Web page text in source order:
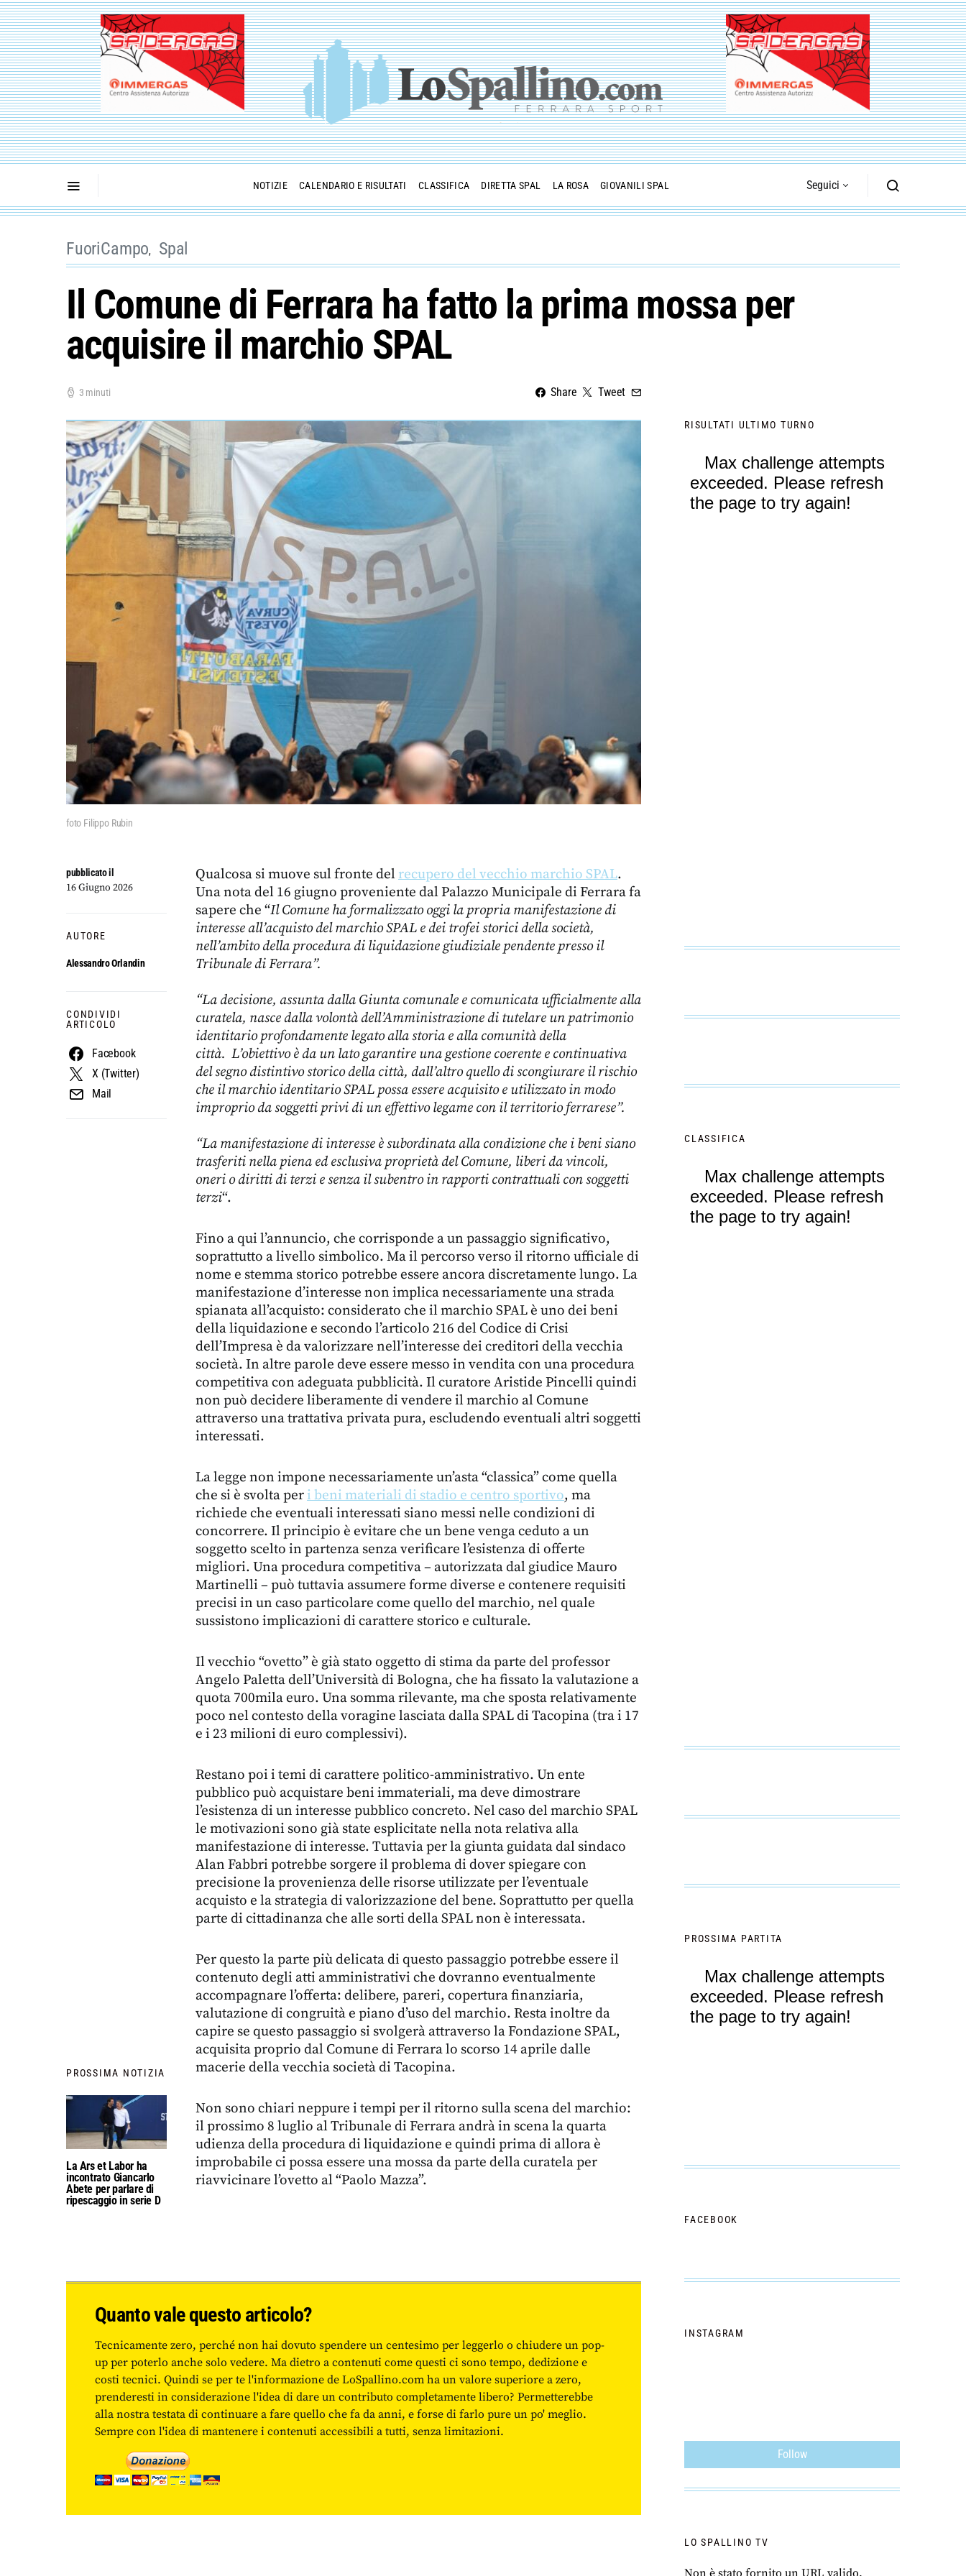
NOTIZIE CALENDARIO E RISULTATI CLASSIFICA DIRETTA SPAL LA ROSA GIOVANILI SPAL Seguici
FuoriCampo Spal
Il Comune di Ferrara ha fatto la prima mossa per
acquisire il marchio SPAL
3 minuti Share Tweet
foto Filippo Rubin
PROSSIMA NOTIZIA
La Ars et Labor ha
incontrato Giancarlo
Abete per parlare di
ripescaggio in serie D
pubblicato il
16 Giugno 2026
AUTORE
Alessandro Orlandin
CONDIVIDI
ARTICOLO
Facebook
X (Twitter)
Mail
Qualcosa si muove sul fronte del recupero del vecchio marchio SPAL.
Una nota del 16 giugno proveniente dal Palazzo Municipale di Ferrara fa
sapere che “Il Comune ha formalizzato oggi la propria manifestazione di
interesse all’acquisto del marchio SPAL e dei trofei storici della società,
nell’ambito della procedura di liquidazione giudiziale pendente presso il
Tribunale di Ferrara”.
“La decisione, assunta dalla Giunta comunale e comunicata ufficialmente alla
curatela, nasce dalla volontà dell’Amministrazione di tutelare un patrimonio
identitario profondamente legato alla storia e alla comunità della
città. L’obiettivo è da un lato garantire una gestione coerente e continuativa
del segno distintivo storico della città, dall’altro quello di scongiurare il rischio
che il marchio identitario SPAL possa essere acquisito e utilizzato in modo
improprio da soggetti privi di un effettivo legame con il territorio ferrarese”.
“La manifestazione di interesse è subordinata alla condizione che i beni siano
trasferiti nella piena ed esclusiva proprietà del Comune, liberi da vincoli,
oneri o diritti di terzi e senza il subentro in rapporti contrattuali con soggetti
terzi“.
Fino a qui l’annuncio, che corrisponde a un passaggio significativo,
soprattutto a livello simbolico. Ma il percorso verso il ritorno ufficiale di
nome e stemma storico potrebbe essere ancora discretamente lungo. La
manifestazione d’interesse non implica necessariamente una strada
spianata all’acquisto: considerato che il marchio SPAL è uno dei beni
della liquidazione e secondo l’articolo 216 del Codice di Crisi
dell’Impresa è da valorizzare nell’interesse dei creditori della vecchia
società. In altre parole deve essere messo in vendita con una procedura
competitiva con adeguata pubblicità. Il curatore Aristide Pincelli quindi
non può decidere liberamente di vendere il marchio al Comune
attraverso una trattativa privata pura, escludendo eventuali altri soggetti
interessati.
La legge non impone necessariamente un’asta “classica” come quella
che si è svolta per i beni materiali di stadio e centro sportivo, ma
richiede che eventuali interessati siano messi nelle condizioni di
concorrere. Il principio è evitare che un bene venga ceduto a un
soggetto scelto in partenza senza verificare l’esistenza di offerte
migliori. Una procedura competitiva – autorizzata dal giudice Mauro
Martinelli – può tuttavia assumere forme diverse e contenere requisiti
precisi in un caso particolare come quello del marchio, nel quale
sussistono implicazioni di carattere storico e culturale.
Il vecchio “ovetto” è già stato oggetto di stima da parte del professor
Angelo Paletta dell’Università di Bologna, che ha fissato la valutazione a
quota 700mila euro. Una somma rilevante, ma che sposta relativamente
poco nel contesto della voragine lasciata dalla SPAL di Tacopina (tra i 17
e i 23 milioni di euro complessivi).
Restano poi i temi di carattere politico-amministrativo. Un ente
pubblico può acquistare beni immateriali, ma deve dimostrare
l’esistenza di un interesse pubblico concreto. Nel caso del marchio SPAL
le motivazioni sono già state esplicitate nella nota relativa alla
manifestazione di interesse. Tuttavia per la giunta guidata dal sindaco
Alan Fabbri potrebbe sorgere il problema di dover spiegare con
precisione la provenienza delle risorse utilizzate per l’eventuale
acquisto e la strategia di valorizzazione del bene. Soprattutto per quella
parte di cittadinanza che alle sorti della SPAL non è interessata.
Per questo la parte più delicata di questo passaggio potrebbe essere il
contenuto degli atti amministrativi che dovranno eventualmente
accompagnare l’offerta: delibere, pareri, copertura finanziaria,
valutazione di congruità e piano d’uso del marchio. Resta inoltre da
capire se questo passaggio si svolgerà attraverso la Fondazione SPAL,
acquisita proprio dal Comune di Ferrara lo scorso 14 aprile dalle
macerie della vecchia società di Tacopina.
Non sono chiari neppure i tempi per il ritorno sulla scena del marchio:
il prossimo 8 luglio al Tribunale di Ferrara andrà in scena la quarta
udienza della procedura di liquidazione e quindi prima di allora è
improbabile ci possa essere una mossa da parte della curatela per
riavvicinare l’ovetto al “Paolo Mazza”.
Quanto vale questo articolo?
Tecnicamente zero, perché non hai dovuto spendere un centesimo per leggerlo o chiudere un pop-
up per poterlo anche solo vedere. Ma dietro a contenuti come questi ci sono tempo, dedizione e
costi tecnici. Quindi se per te l'informazione de LoSpallino.com ha un valore superiore a zero,
prenderesti in considerazione l'idea di dare un contributo completamente libero? Permetterebbe
alla nostra testata di continuare a fare quello che fa da anni, e forse di farlo pure un po' meglio.
Sempre con l'idea di mantenere i contenuti accessibili a tutti, senza limitazioni.
RISULTATI ULTIMO TURNO
CLASSIFICA
PROSSIMA PARTITA
FACEBOOK
INSTAGRAM
Follow
LO SPALLINO TV